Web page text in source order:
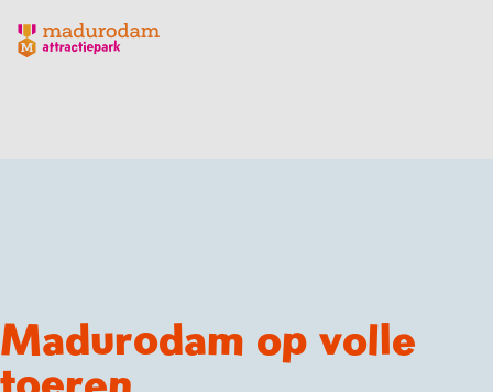
Madurodam logo, naar de homepage
Madurodam op volle